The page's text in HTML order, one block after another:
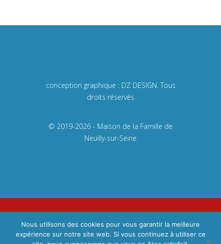
conception graphique : DZ DESIGN. Tous
droits réservés
© 2019-2026 - Maison de la Famille de
Neuilly-sur-Seine
Règlementintérieur
Nous utilisons des cookies pour vous garantir la meilleure
expérience sur notre site web. Si vous continuez à utiliser ce